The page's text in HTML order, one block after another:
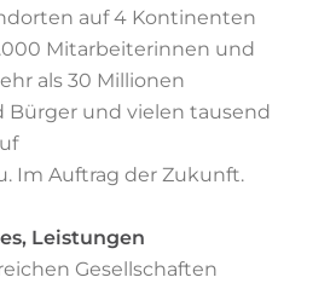
auf 4 Kontinenten
Mitarbeiterinnen und
als 30 Millionen
Bürger und vielen tausend
Im Auftrag der Zukunft.
Leistungen
Gesellschaften